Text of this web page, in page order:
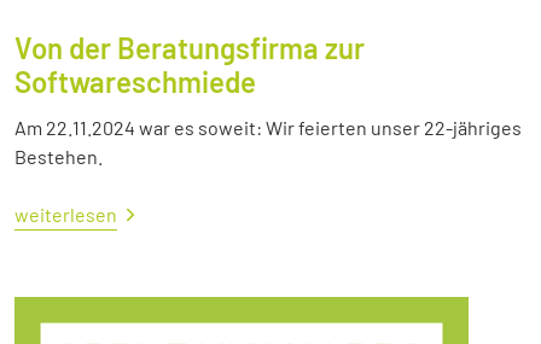
Von der Beratungsfirma zur
Softwareschmiede
Am 22.11.2024 war es soweit: Wir feierten unser 22-jähriges
Bestehen.
weiterlesen